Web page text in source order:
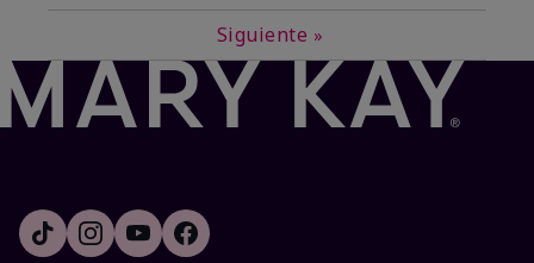
Siguiente »